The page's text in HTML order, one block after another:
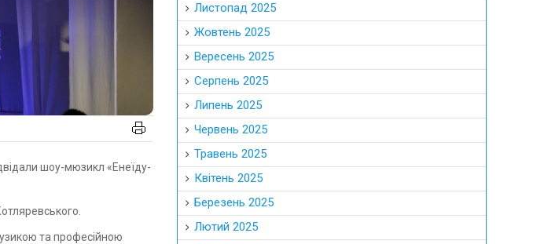
та професійною
Листопад 2025
Жовтень 2025
Вересень 2025
Серпень 2025
Липень 2025
Червень 2025
Травень 2025
Квітень 2025
Березень 2025
Лютий 2025